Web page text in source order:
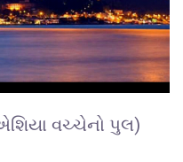
વચ્ચેનો પુલ)